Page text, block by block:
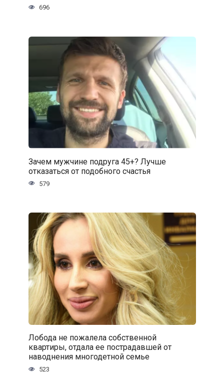
696
Зачем мужчине подруга 45+? Лучше
отказаться от подобного счастья
579
Лобода не пожалела собственной
квартиры, отдала ее пострадавшей от
наводнения многодетной семье
523